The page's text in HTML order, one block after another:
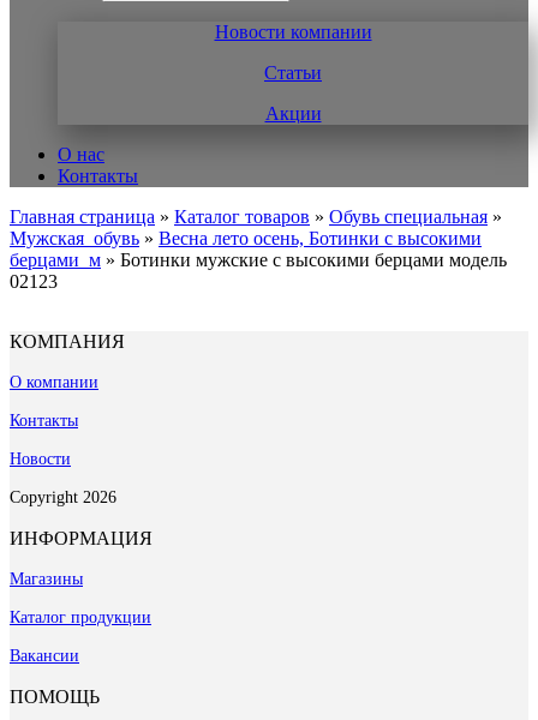
Новости компании
Статьи
Акции
О нас
Контакты
Главная страница » Каталог товаров » Обувь специальная »
Мужская_обувь » Весна лето осень, Ботинки с высокими
берцами_м » Ботинки мужские с высокими берцами модель
02123
КОМПАНИЯ
О компании
Контакты
Новости
Copyright 2026
ИНФОРМАЦИЯ
Магазины
Каталог продукции
Вакансии
ПОМОЩЬ